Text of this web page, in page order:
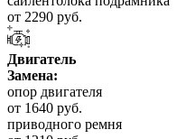
от 2290 руб.
Двигатель
Замена:
опор двигателя
от 1640 руб.
приводного ремня